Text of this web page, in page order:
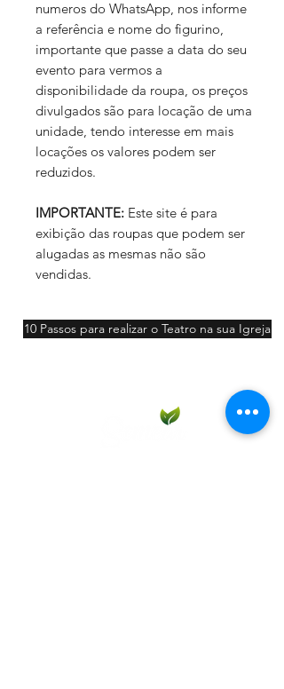
numeros do WhatsApp, nos informe
a referência e nome do figurino,
importante que passe a data do seu
evento para vermos a
disponibilidade da roupa, os preços
divulgados são para locação de uma
unidade, tendo interesse em mais
locações os valores podem ser
reduzidos.
IMPORTANTE: Este site é para
exibição das roupas que podem ser
alugadas as mesmas não são
vendidas.
10 Passos para realizar o Teatro na sua Igreja